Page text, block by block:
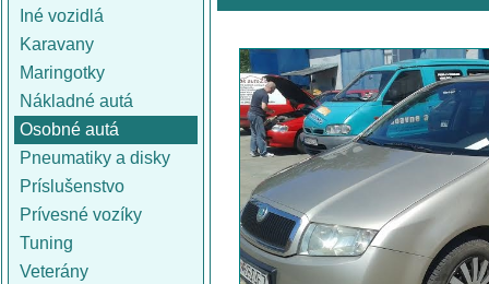
Iné vozidlá
Karavany
Maringotky
Nákladné autá
Osobné autá
Pneumatiky a disky
Príslušenstvo
Prívesné vozíky
Tuning
Veterány